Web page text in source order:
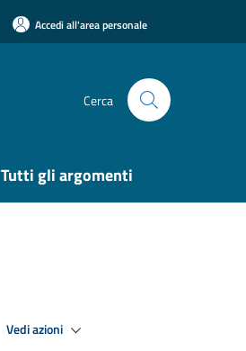
Accedi all'area personale
Cerca
Tutti gli argomenti
Vedi azioni